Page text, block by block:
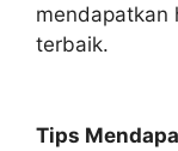
mendapatkan
terbaik.
Tips